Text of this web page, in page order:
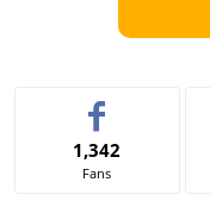
1,342
Fans